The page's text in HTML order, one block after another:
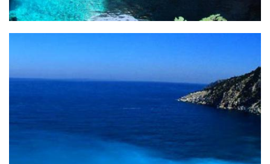
Διαβάστε περισσότερα